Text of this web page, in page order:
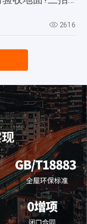
2616